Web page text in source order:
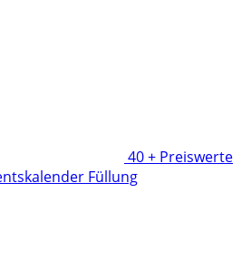
40 + Preiswerte
Füllung